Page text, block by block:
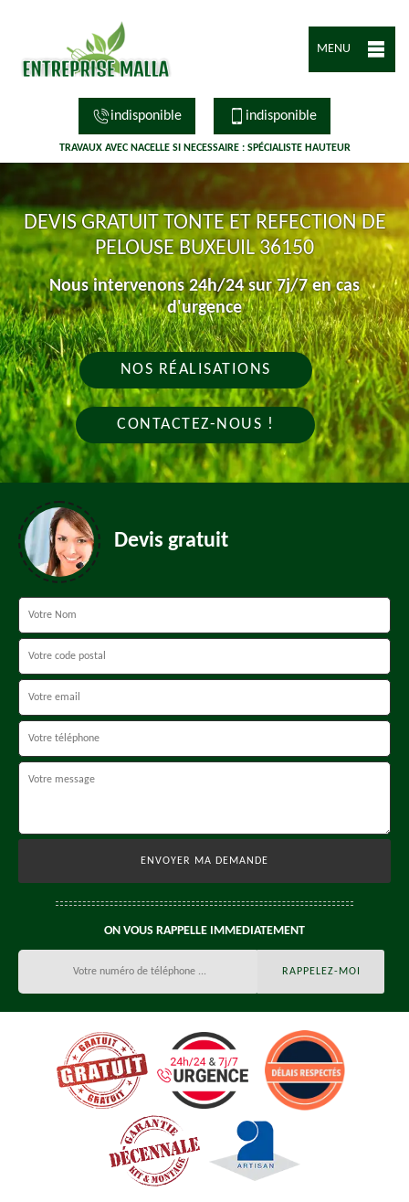
MENU
indisponible indisponible
TRAVAUX AVEC NACELLE SI NECESSAIRE : SPÉCIALISTE HAUTEUR
DEVIS GRATUIT TONTE ET REFECTION DE
PELOUSE BUXEUIL 36150
Nous intervenons 24h/24 sur 7j/7 en cas
d'urgence
NOS RÉALISATIONS
CONTACTEZ-NOUS !
Devis gratuit
ON VOUS RAPPELLE IMMEDIATEMENT